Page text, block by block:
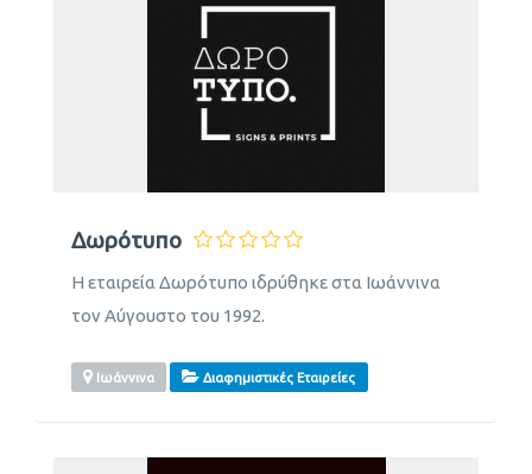
Δωρότυπο
Η εταιρεία Δωρότυπο ιδρύθηκε στα Ιωάννινα
τον Αύγουστο του 1992.
Ιωάννινα Διαφημιστικές Εταιρείες